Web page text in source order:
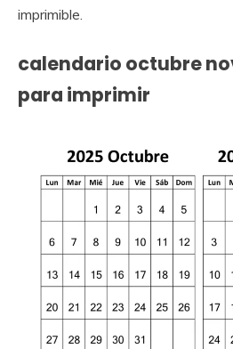
imprimible.
calendario octubre
para imprimir